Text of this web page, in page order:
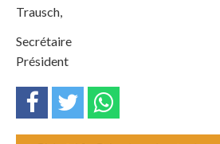
Trausch,
Président